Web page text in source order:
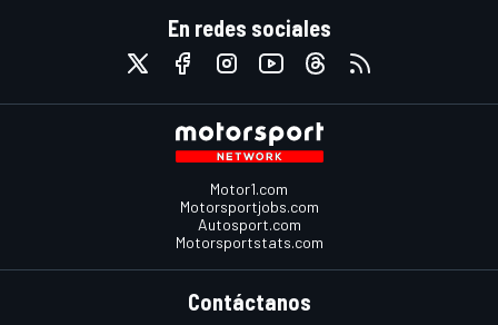
En redes sociales
Motor1.com
Motorsportjobs.com
Autosport.com
Motorsportstats.com
Contáctanos